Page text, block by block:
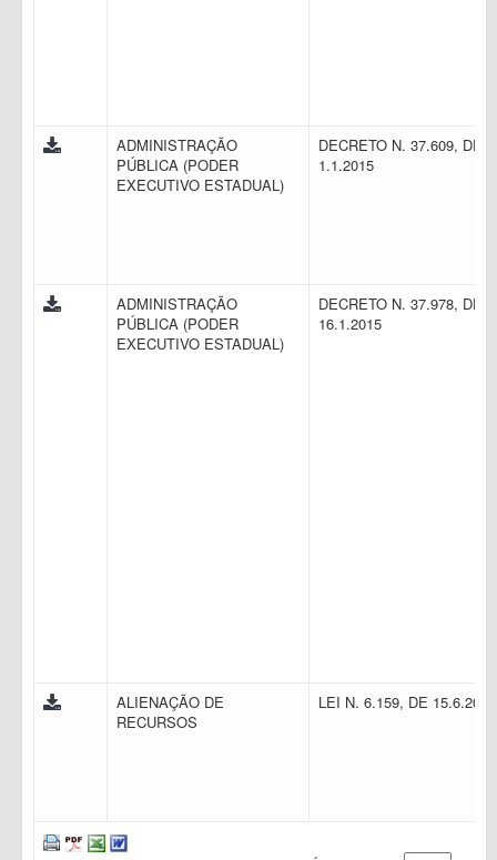
ADMINISTRAÇÃO
PÚBLICA (PODER
EXECUTIVO ESTADUAL)
DECRETO N. 37.609, DE
1.1.2015
ADMINISTRAÇÃO
PÚBLICA (PODER
EXECUTIVO ESTADUAL)
DECRETO N. 37.978, DE
16.1.2015
ALIENAÇÃO DE
RECURSOS
LEI N. 6.159, DE